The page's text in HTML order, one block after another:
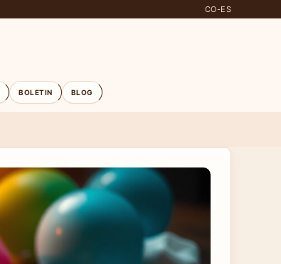
CO-ES
BOLETIN BLOG